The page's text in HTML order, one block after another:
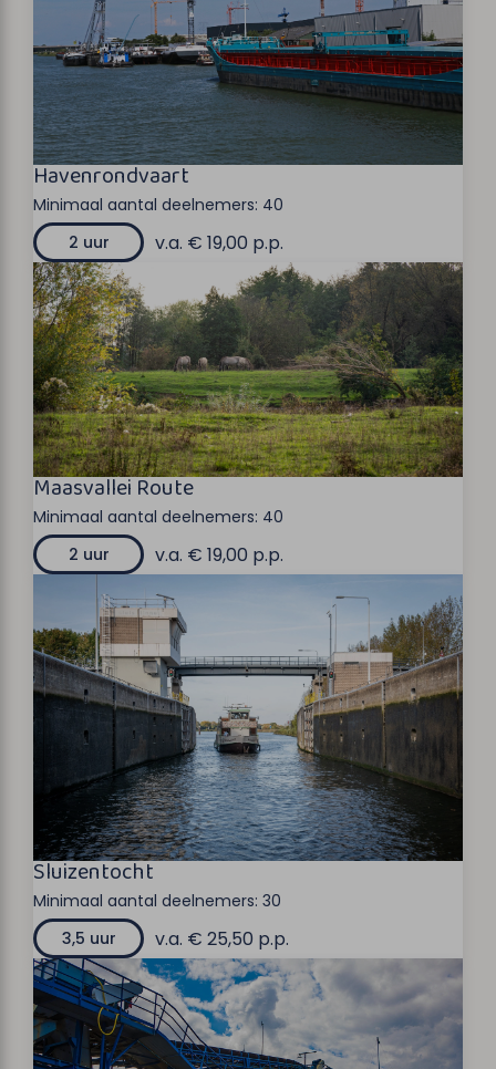
Havenrondvaart
Minimaal aantal deelnemers: 40
2 uur
v.a. € 19,00 p.p.
Maasvallei Route
Minimaal aantal deelnemers: 40
2 uur
v.a. € 19,00 p.p.
Sluizentocht
Minimaal aantal deelnemers: 30
3,5 uur
v.a. € 25,50 p.p.